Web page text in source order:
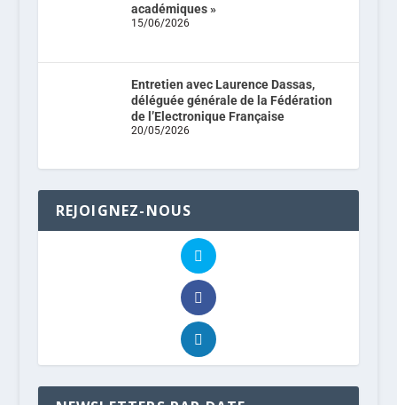
académiques »
15/06/2026
Entretien avec Laurence Dassas,
déléguée générale de la Fédération
de l’Electronique Française
20/05/2026
REJOIGNEZ-NOUS